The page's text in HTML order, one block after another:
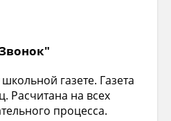
газете. Газета
Расчитана на всех
процесса.